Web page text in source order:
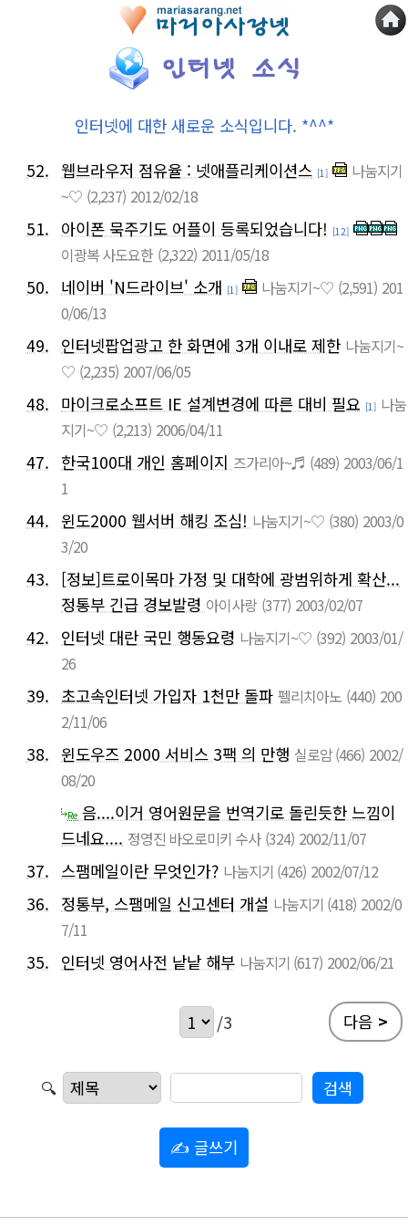
인터넷에 대한 새로운 소식입니다. *^^*
52. 웹브라우저 점유율 : 넷애플리케이션스 [1]
나눔지기
~♡ (2,237) 2012/02/18
51. 아이폰 묵주기도 어플이 등록되었습니다! [12]
이광복 사도요한 (2,322) 2011/05/18
50. 네이버 'N드라이브' 소개 [1] 나눔지기~♡ (2,591) 201
0/06/13
49. 인터넷팝업광고 한 화면에 3개 이내로 제한 나눔지기~
♡ (2,235) 2007/06/05
48. 마이크로소프트 IE 설계변경에 따른 대비 필요 [1] 나눔
지기~♡ (2,213) 2006/04/11
47. 한국100대 개인 홈페이지 즈가리아~♬ (489) 2003/06/1
1
44. 윈도2000 웹서버 해킹 조심! 나눔지기~♡ (380) 2003/0
3/20
43. [정보]트로이목마 가정 및 대학에 광범위하게 확산...
정통부 긴급 경보발령 아이사랑 (377) 2003/02/07
42. 인터넷 대란 국민 행동요령 나눔지기~♡ (392) 2003/01/
26
39. 초고속인터넷 가입자 1천만 돌파 펠리치아노 (440) 200
2/11/06
38. 윈도우즈 2000 서비스 3팩 의 만행 실로암(466) 2002/
08/20
Re 음....이거 영어원문을 번역기로 돌린듯한 느낌이
드네요.... 정영진 바오로미키 수사 (324) 2002/11/07
37. 스팸메일이란 무엇인가? 나눔지기 (426) 2002/07/12
36. 정통부, 스팸메일 신고센터 개설 나눔지기 (418) 2002/0
7/11
35. 인터넷 영어사전 낱낱 해부 나눔지기 (617) 2002/06/21
/3 다음 >
🔍
✍ 글쓰기